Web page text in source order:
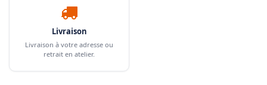
Livraison
Livraison à votre adresse ou
retrait en atelier.